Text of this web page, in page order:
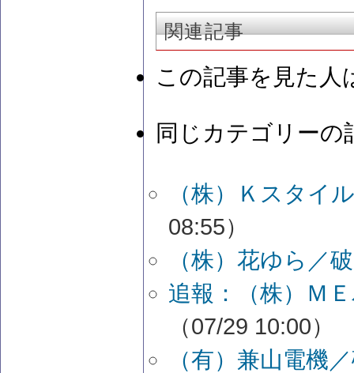
関連記事
この記事を見た人
同じカテゴリーの
（株）Ｋスタイ
08:55）
（株）花ゆら／
追報：（株）Ｍ
（07/29 10:00）
（有）兼山電機